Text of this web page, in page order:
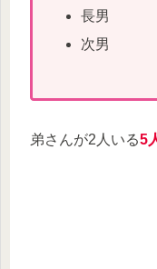
長男
次男
弟さんが2人いる5